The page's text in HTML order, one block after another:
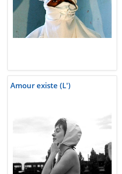
Amour existe (L')